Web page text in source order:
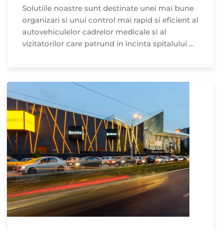
Solutiile noastre sunt destinate unei mai bune
organizari si unui control mai rapid si eficient al
autovehiculelor cadrelor medicale si al
vizitatorilor care patrund in incinta spitalului …